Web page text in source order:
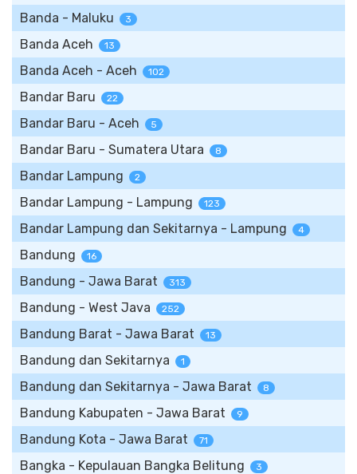
Banda - Maluku 3
Banda Aceh 13
Banda Aceh - Aceh 102
Bandar Baru 22
Bandar Baru - Aceh 5
Bandar Baru - Sumatera Utara 8
Bandar Lampung 2
Bandar Lampung - Lampung 123
Bandar Lampung dan Sekitarnya - Lampung 4
Bandung 16
Bandung - Jawa Barat 313
Bandung - West Java 252
Bandung Barat - Jawa Barat 13
Bandung dan Sekitarnya 1
Bandung dan Sekitarnya - Jawa Barat 8
Bandung Kabupaten - Jawa Barat 9
Bandung Kota - Jawa Barat 71
Bangka - Kepulauan Bangka Belitung 3